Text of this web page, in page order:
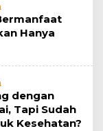
Hanya
dengan
Tapi Sudah
Kesehatan?